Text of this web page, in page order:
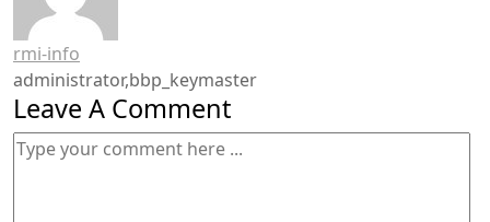
rmi-info
administrator,bbp_keymaster
Leave A Comment